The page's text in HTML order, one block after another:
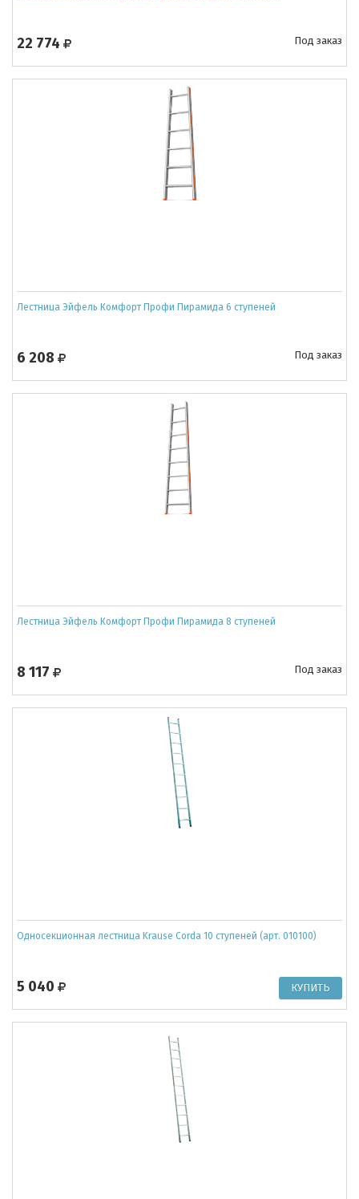
22 774 Под заказ
Лестница Эйфель Комфорт Профи Пирамида 6 ступеней
6 208 Под заказ
Лестница Эйфель Комфорт Профи Пирамида 8 ступеней
8 117 Под заказ
Односекционная лестница Krause Corda 10 ступеней (арт. 010100)
5 040